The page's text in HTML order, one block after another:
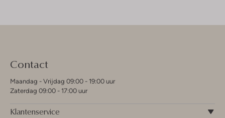
Contact
Maandag - Vrijdag 09:00 - 19:00 uur
Zaterdag 09:00 - 17:00 uur
Klantenservice